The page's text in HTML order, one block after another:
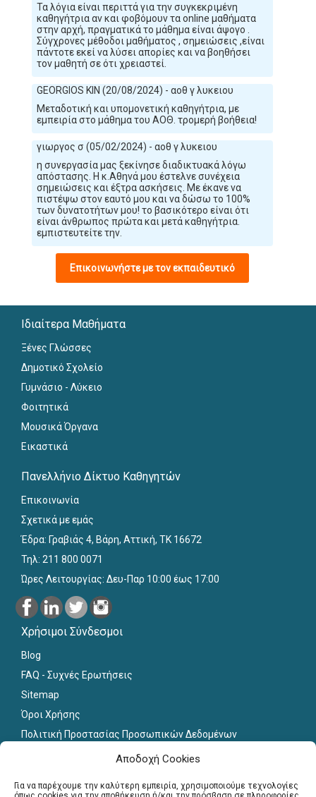
Αποδοχή Cookies
Για να παρέχουμε την καλύτερη εμπειρία, χρησιμοποιούμε τεχνολογίες
Τα λόγια είναι περιττά για την συγκεκριμένη
καθηγήτρια αν και φοβόμουν τα online μαθήματα
στην αρχή, πραγματικά το μάθημα είναι άψογο .
Σύγχρονες μέθοδοι μαθήματος , σημειώσεις ,είναι
πάντοτε εκεί να λύσει απορίες και να βοηθήσει
τον μαθητή σε ότι χρειαστεί.
GEORGIOS KIN (20/08/2024) - αοθ γ λυκειου
Μεταδοτική και υπομονετική καθηγήτρια, με
εμπειρία στο μάθημα του ΑΟΘ. τρομερή βοήθεια!
γιωργος σ (05/02/2024) - αοθ γ λυκειου
η συνεργασία μας ξεκίνησε διαδικτυακά λόγω
απόστασης. Η κ.Αθηνά μου έστελνε συνέχεια
σημειώσεις και έξτρα ασκήσεις. Με έκανε να
πιστέψω στον εαυτό μου και να δώσω το 100%
των δυνατοτήτων μου! το βασικότερο είναι ότι
είναι άνθρωπος πρώτα και μετά καθηγήτρια.
εμπιστευτείτε την.
Επικοινωνήστε με τον εκπαιδευτικό
Ιδιαίτερα Μαθήματα
Ξένες Γλώσσες
Δημοτικό Σχολείο
Γυμνάσιο - Λύκειο
Φοιτητικά
Μουσικά Όργανα
Εικαστικά
Πανελλήνιο Δίκτυο Καθηγητών
Επικοινωνία
Σχετικά με εμάς
Έδρα: Γραβιάς 4, Βάρη, Αττική, ΤΚ 16672
Τηλ: 211 800 0071
Ώρες Λειτουργίας: Δευ-Παρ 10:00 έως 17:00
Χρήσιμοι Σύνδεσμοι
Blog
FAQ - Συχνές Ερωτήσεις
Sitemap
Όροι Χρήσης
Πολιτική Προστασίας Προσωπικών Δεδομένων
Για εκπαιδευτικούς